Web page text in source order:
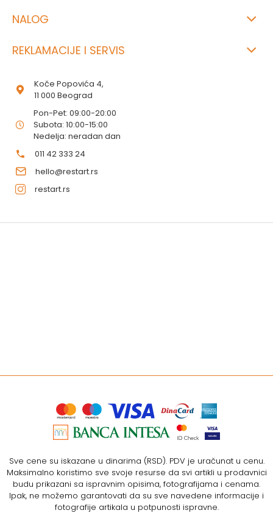
NALOG
REKLAMACIJE I SERVIS
Koče Popovića 4,
11 000 Beograd
Pon-Pet: 09:00-20:00
Subota: 10:00-15:00
Nedelja: neradan dan
011 42 333 24
hello@restart.rs
restart.rs
Sve cene su iskazane u dinarima (RSD). PDV je uračunat u cenu.
Maksimalno koristimo sve svoje resurse da svi artikli u prodavnici
budu prikazani sa ispravnim opisima, fotografijama i cenama.
Ipak, ne možemo garantovati da su sve navedene informacije i
fotografije artikala u potpunosti ispravne.